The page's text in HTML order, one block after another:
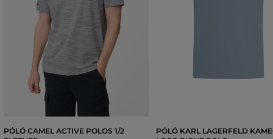
PÓLÓ CAMEL ACTIVE POLOS 1/2
PÓLÓ KARL LAGERFELD